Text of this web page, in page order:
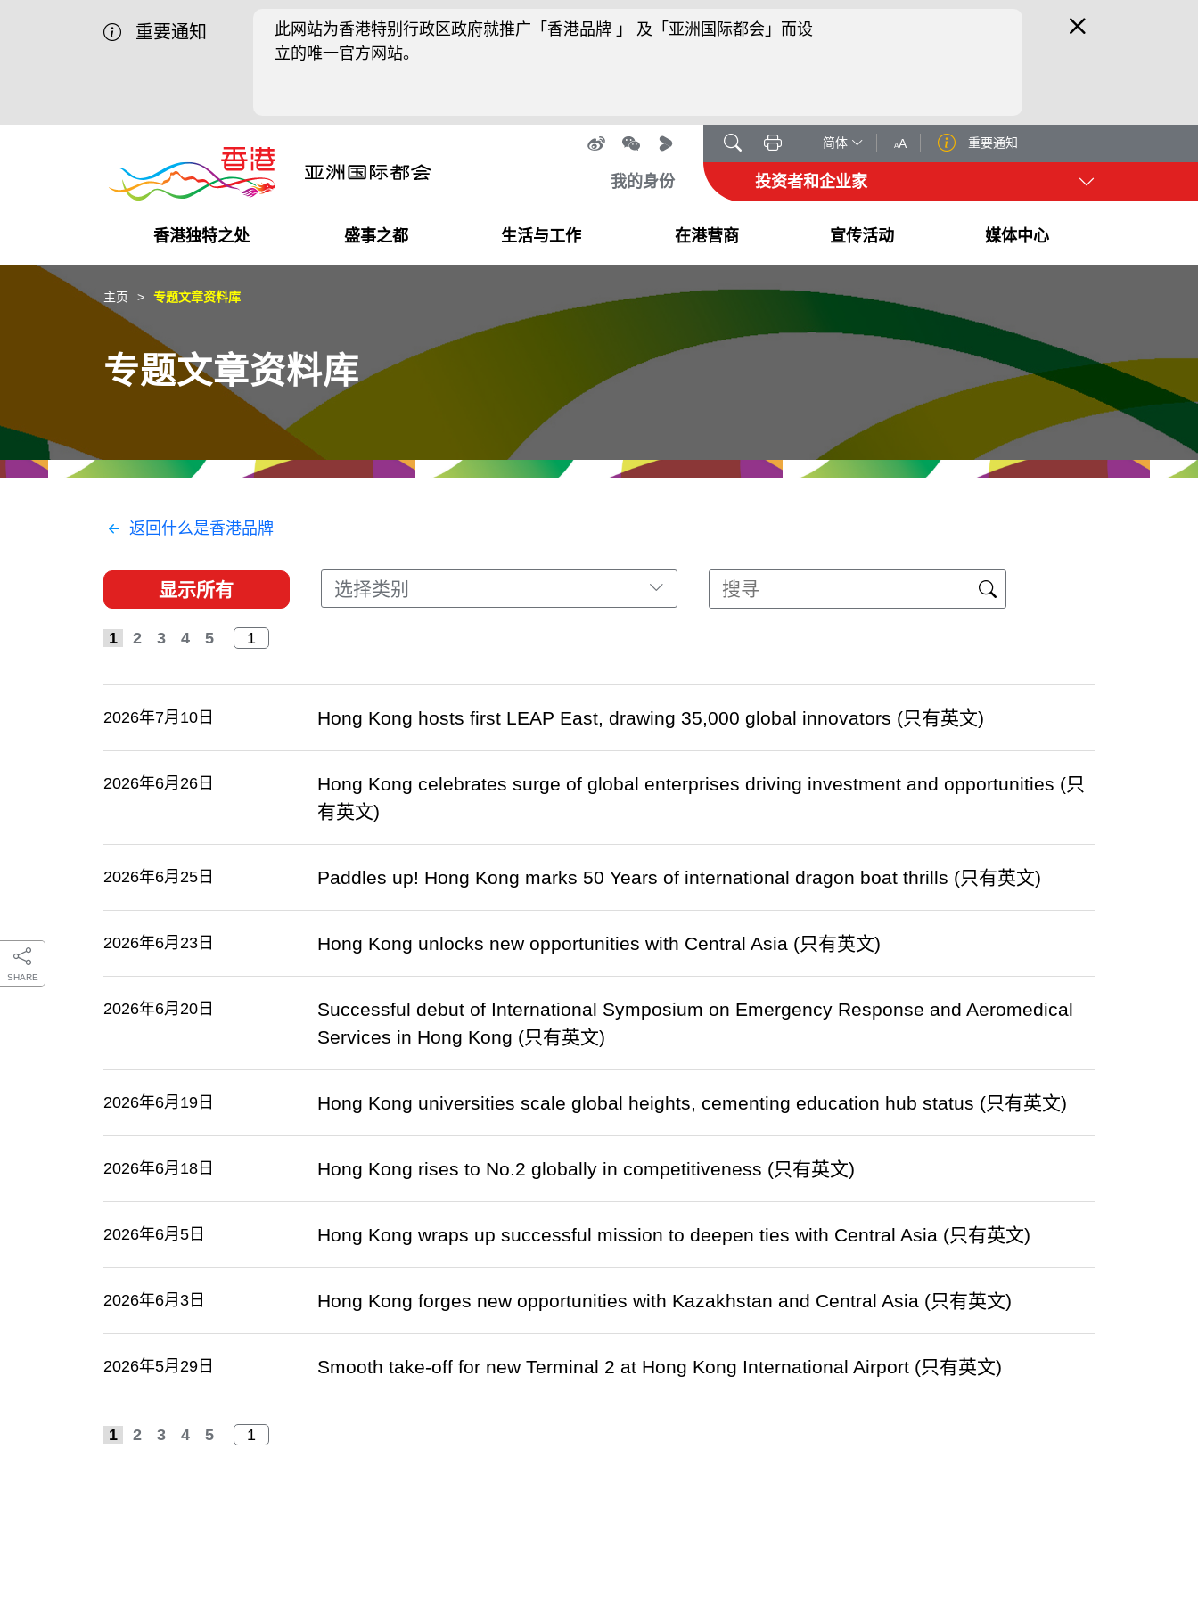
重要通知
此网站为香港特别行政区政府就推广「香港品牌 」 及「亚洲国际都会」而设
立的唯一官方网站。
简体 AA 重要通知
我的身份 投资者和企业家
香港独特之处
商业机遇
独特优势
盛事之都
盛事之都
最新活动精选
生活与工作
在港工作
都会生活
在港营商
在港创业
初创企业
宣传活动
推广香港@中国内地
推广香港@中东
推广香港@粤港澳大湾区
媒体中心
最新资讯
媒体资讯
SHARE
主页 专题文章资料库
专题文章资料库
返回什么是香港品牌
显示所有 选择类别
1 2 3 4 5
2026年7月10日 Hong Kong hosts first LEAP East, drawing 35,000 global innovators (只有英文)
2026年6月26日
Hong Kong celebrates surge of global enterprises driving investment and opportunities (只
有英文)
2026年6月25日 Paddles up! Hong Kong marks 50 Years of international dragon boat thrills (只有英文)
2026年6月23日 Hong Kong unlocks new opportunities with Central Asia (只有英文)
2026年6月20日
Successful debut of International Symposium on Emergency Response and Aeromedical
Services in Hong Kong (只有英文)
2026年6月19日 Hong Kong universities scale global heights, cementing education hub status (只有英文)
2026年6月18日 Hong Kong rises to No.2 globally in competitiveness (只有英文)
2026年6月5日 Hong Kong wraps up successful mission to deepen ties with Central Asia (只有英文)
2026年6月3日 Hong Kong forges new opportunities with Kazakhstan and Central Asia (只有英文)
2026年5月29日 Smooth take-off for new Terminal 2 at Hong Kong International Airport (只有英文)
1 2 3 4 5